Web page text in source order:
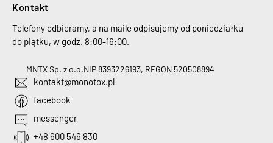
Kontakt
Telefony odbieramy, a na maile odpisujemy od poniedziałku
do piątku, w godz. 8:00-16:00.
MNTX Sp. z o.o.NIP 8393226193, REGON 520508894
kontakt@monotox.pl
facebook
messenger
+48 600 546 830